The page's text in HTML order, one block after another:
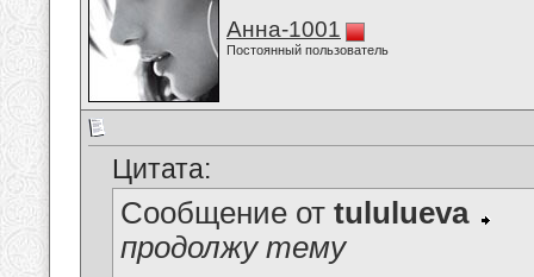
Анна-1001
Постоянный пользователь
Цитата:
Сообщение от tululueva
продолжу тему